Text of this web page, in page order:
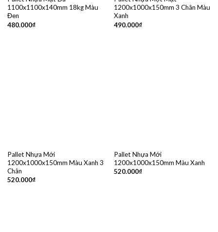
1100x1100x140mm 18kg Màu
Đen
480.000₫
1200x1000x150mm 3 Chân Màu
Xanh
490.000₫
Pallet Nhựa Mới
1200x1000x150mm Màu Xanh 3
Chân
520.000₫
Pallet Nhựa Mới
1200x1000x150mm Màu Xanh
520.000₫